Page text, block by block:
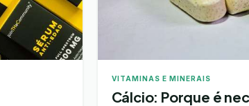
VITAMINAS E MINERAIS
Cálcio: Porque é